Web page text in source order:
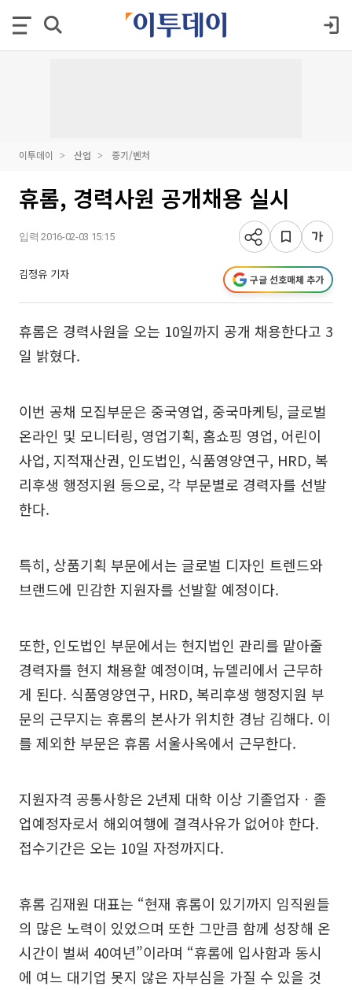
이투데이 산업 중기/벤처
휴롬, 경력사원 공개채용 실시
입력 2016-02-03 15:15
김정유 기자 구글 선호매체 추가
휴롬은 경력사원을 오는 10일까지 공개 채용한다고 3
일 밝혔다.
이번 공채 모집부문은 중국영업, 중국마케팅, 글로벌
온라인 및 모니터링, 영업기획, 홈쇼핑 영업, 어린이
사업, 지적재산권, 인도법인, 식품영양연구, HRD, 복
리후생 행정지원 등으로, 각 부문별로 경력자를 선발
한다.
특히, 상품기획 부문에서는 글로벌 디자인 트렌드와
브랜드에 민감한 지원자를 선발할 예정이다.
또한, 인도법인 부문에서는 현지법인 관리를 맡아줄
경력자를 현지 채용할 예정이며, 뉴델리에서 근무하
게 된다. 식품영양연구, HRD, 복리후생 행정지원 부
문의 근무지는 휴롬의 본사가 위치한 경남 김해다. 이
를 제외한 부문은 휴롬 서울사옥에서 근무한다.
지원자격 공통사항은 2년제 대학 이상 기졸업자ㆍ졸
업예정자로서 해외여행에 결격사유가 없어야 한다.
접수기간은 오는 10일 자정까지다.
휴롬 김재원 대표는 “현재 휴롬이 있기까지 임직원들
의 많은 노력이 있었으며 또한 그만큼 함께 성장해 온
시간이 벌써 40여년”이라며 “휴롬에 입사함과 동시
에 여느 대기업 못지 않은 자부심을 가질 수 있을 것